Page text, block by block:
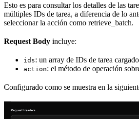
Esto es para consultar los detalles de las
múltiples IDs de tarea, a diferencia de lo
seleccionar la acción como retrieve_batch.
Request Body incluye:
ids: un array de IDs de tarea
action: el método de operación
Configurado como se muestra en la